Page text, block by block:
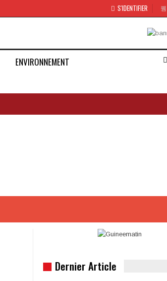
S'IDENTIFIER
ENVIRONNEMENT
Dernier Article